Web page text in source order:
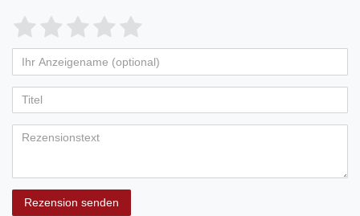
Rezension senden